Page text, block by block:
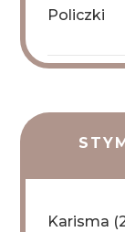
Policzki
Karisma